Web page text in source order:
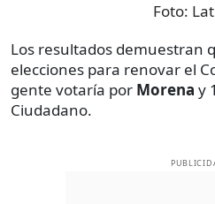
Foto:
Los resultados demuestran
elecciones para renovar el
gente votaría por Morena y
Ciudadano.